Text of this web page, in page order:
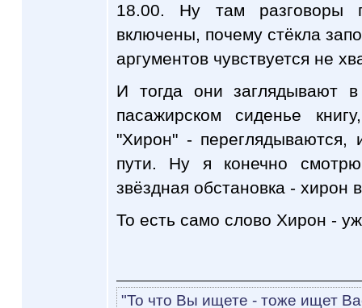
18.00. Ну там
включены, почему стёкла
аргументов чувствуется не
И тогда они заглядывают
пасажирском сиденье
"Хирон" - переглядываются,
пути. Ну я конечно
звёздная обстановка - хирон
То есть само слово Хирон -
"То что Вы ищете - тоже ищет